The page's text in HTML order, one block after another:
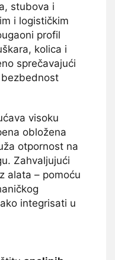
stubova i
i logističkim
profil
kolica i
sprečavajući
visoku
obložena
otpornost na
Zahvaljujući
alata – pomoću
integrisati u